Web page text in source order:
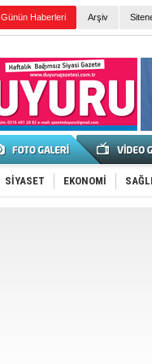
Günün Haberleri Arşiv
SİYASET EKONOMİ